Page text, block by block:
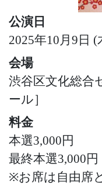
公演日
2025年10月9日 (
会場
渋谷区文化総合
ール］
料金
本選3,000円
最終本選3,000円
※お席は自由席